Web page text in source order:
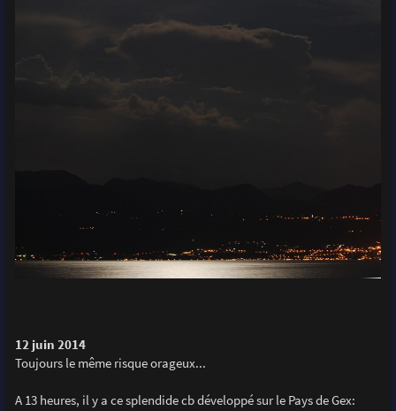
12 juin 2014
Toujours le même risque orageux...
A 13 heures, il y a ce splendide cb développé sur le Pays de Gex: